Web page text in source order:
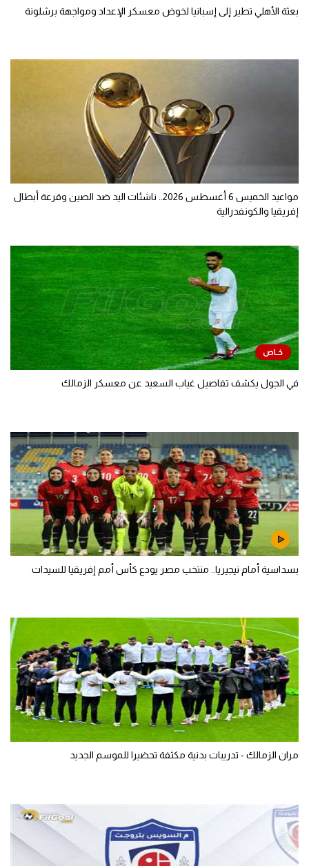
بعثة الأهلي تطير إلى إسبانيا لخوض معسكر الإعداد ومواجهة برشلونة
مواعيد الخميس 6 أغسطس 2026.. ناشئات اليد ضد الصين وقرعة أبطال
إفريقيا والكونفدرالية
في الجول يكشف تفاصيل غياب السعيد عن معسكر الزمالك
بسداسية أمام نيجيريا.. منتخب مصر يودع كأس أمم إفريقيا للسيدات
مران الزمالك - تدريبات بدنية مكثفة تحضيرا للموسم الجديد